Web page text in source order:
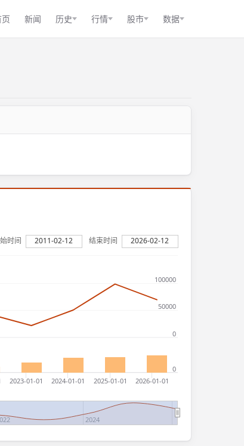
新闻 历史 行情 股市 数据
2023-01-01 2024-01-01 2025-01-01 2026-01-01
2024
0
50000
100000
0
时间 2011-02-12 结束时间 2026-02-12